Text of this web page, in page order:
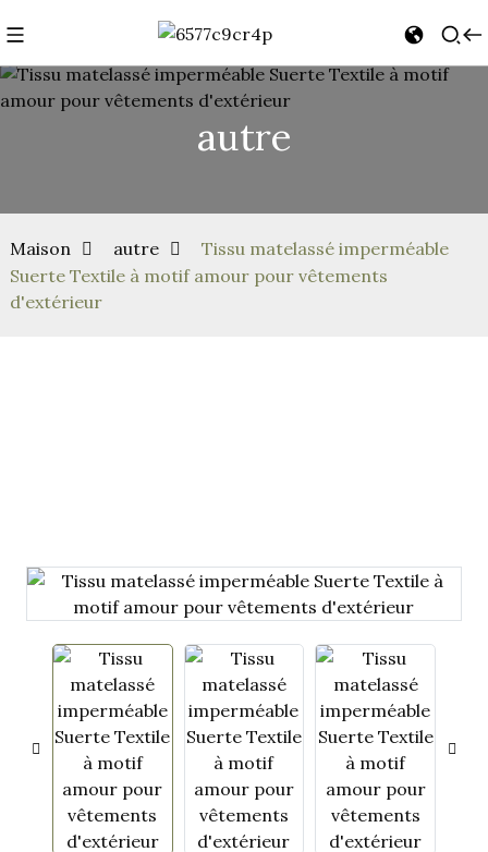
autre
Maison autre
Tissu matelassé imperméable
Suerte Textile à motif amour pour vêtements
d'extérieur